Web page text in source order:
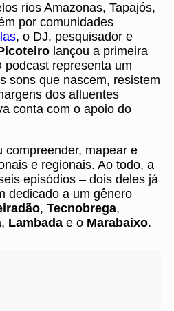
rios Amazonas, Tapajós,
por comunidades
, o DJ, pesquisador e
lançou a primeira
representa um
sons que nascem, resistem
dos afluentes
conta com o apoio do
compreender, mapear e
e regionais. Ao todo, a
episódios – dois deles já
dedicado a um gênero
, Tecnobrega,
, Lambada e o Marabaixo.